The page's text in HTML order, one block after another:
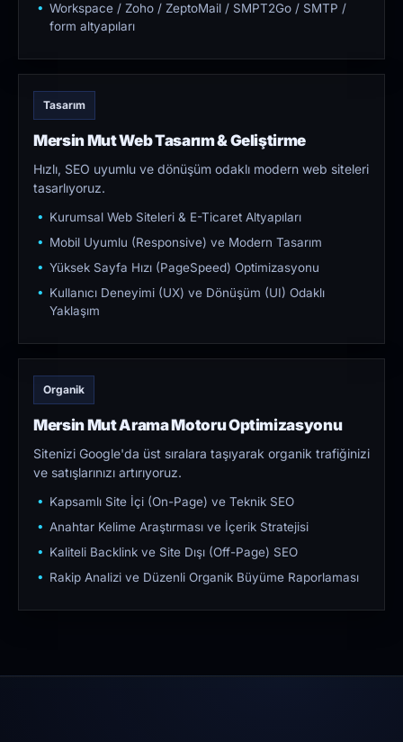
Workspace / Zoho / ZeptoMail / SMPT2Go / SMTP /
form altyapıları
Tasarım
Mersin Mut Web Tasarım & Geliştirme
Hızlı, SEO uyumlu ve dönüşüm odaklı modern web siteleri
tasarlıyoruz.
Kurumsal Web Siteleri & E-Ticaret Altyapıları
Mobil Uyumlu (Responsive) ve Modern Tasarım
Yüksek Sayfa Hızı (PageSpeed) Optimizasyonu
Kullanıcı Deneyimi (UX) ve Dönüşüm (UI) Odaklı
Yaklaşım
Organik
Mersin Mut Arama Motoru Optimizasyonu
Sitenizi Google'da üst sıralara taşıyarak organik trafiğinizi
ve satışlarınızı artırıyoruz.
Kapsamlı Site İçi (On-Page) ve Teknik SEO
Anahtar Kelime Araştırması ve İçerik Stratejisi
Kaliteli Backlink ve Site Dışı (Off-Page) SEO
Rakip Analizi ve Düzenli Organik Büyüme Raporlaması